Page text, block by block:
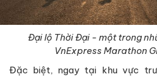
Đại lộ Thời Đại - một trong
VnExpress Marathon
Đặc biệt, ngay tại khu vực